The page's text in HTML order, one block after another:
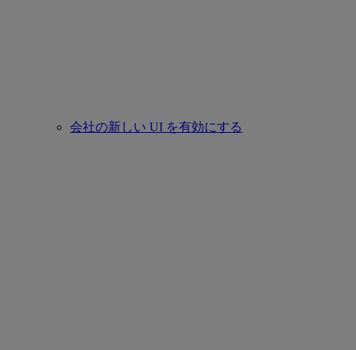
会社の新しい UI を有効にする